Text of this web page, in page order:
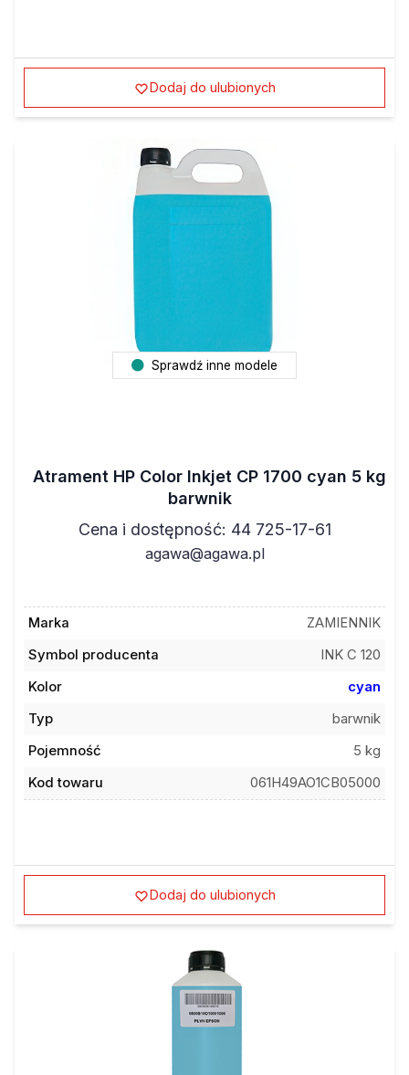
Dodaj do ulubionych
Sprawdź inne modele
Atrament HP Color Inkjet CP 1700 cyan 5 kg
barwnik
Cena i dostępność: 44 725-17-61
agawa@agawa.pl
Marka
ZAMIENNIK
Symbol producenta
INK C 120
Kolor
cyan
Typ
barwnik
Pojemność
5 kg
Kod towaru
061H49AO1CB05000
Dodaj do ulubionych